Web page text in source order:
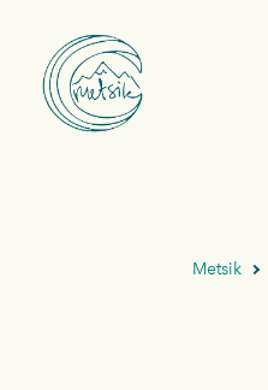
Metsik